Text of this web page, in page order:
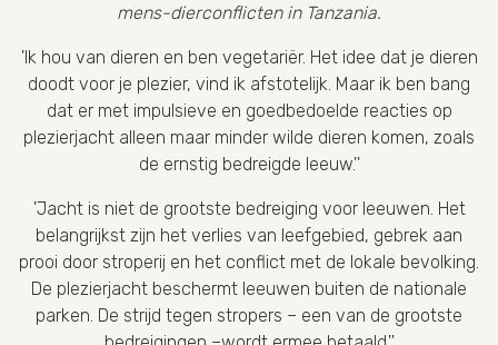
mens-dierconflicten in Tanzania.
'Ik hou van dieren en ben vegetariër. Het idee dat je dieren
doodt voor je plezier, vind ik afstotelijk. Maar ik ben bang
dat er met impulsieve en goedbedoelde reacties op
plezierjacht alleen maar minder wilde dieren komen, zoals
de ernstig bedreigde leeuw.''
'Jacht is niet de grootste bedreiging voor leeuwen. Het
belangrijkst zijn het verlies van leefgebied, gebrek aan
prooi door stroperij en het conflict met de lokale bevolking.
De plezierjacht beschermt leeuwen buiten de nationale
parken. De strijd tegen stropers – een van de grootste